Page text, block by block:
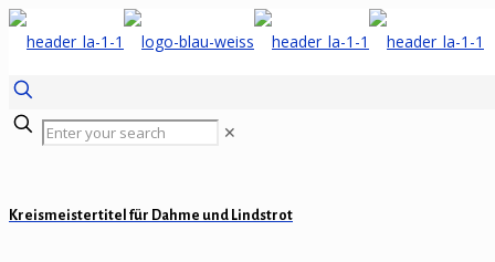
✕
Kreismeistertitel für Dahme und Lindstrot